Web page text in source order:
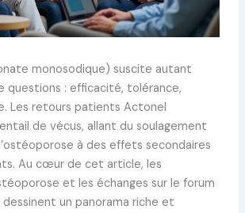
monosodique) suscite autant
questions : efficacité, tolérance,
Les retours patients Actonel
de vécus, allant du soulagement
à des effets secondaires
Au cœur de cet article, les
et les échanges sur le forum
un panorama riche et